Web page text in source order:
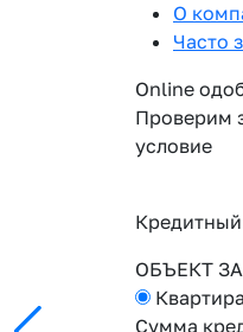
О
Часто
Online
Проверим
условие
Кредитный
ОБЪЕКТ
Квартира
Сумма